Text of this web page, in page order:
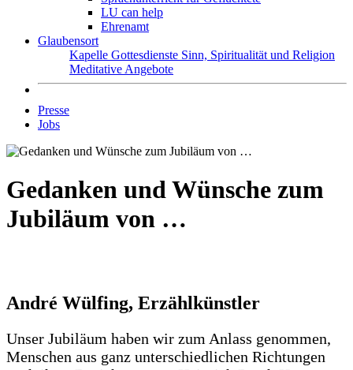
LU can help
Ehrenamt
Glaubensort
Kapelle Gottesdienste Sinn, Spiritualität und Religion
Meditative Angebote
Presse
Jobs
Gedanken und Wünsche zum
Jubiläum von …
André Wülfing, Erzählkünstler
Unser Jubiläum haben wir zum Anlass genommen,
Menschen aus ganz unterschiedlichen Richtungen